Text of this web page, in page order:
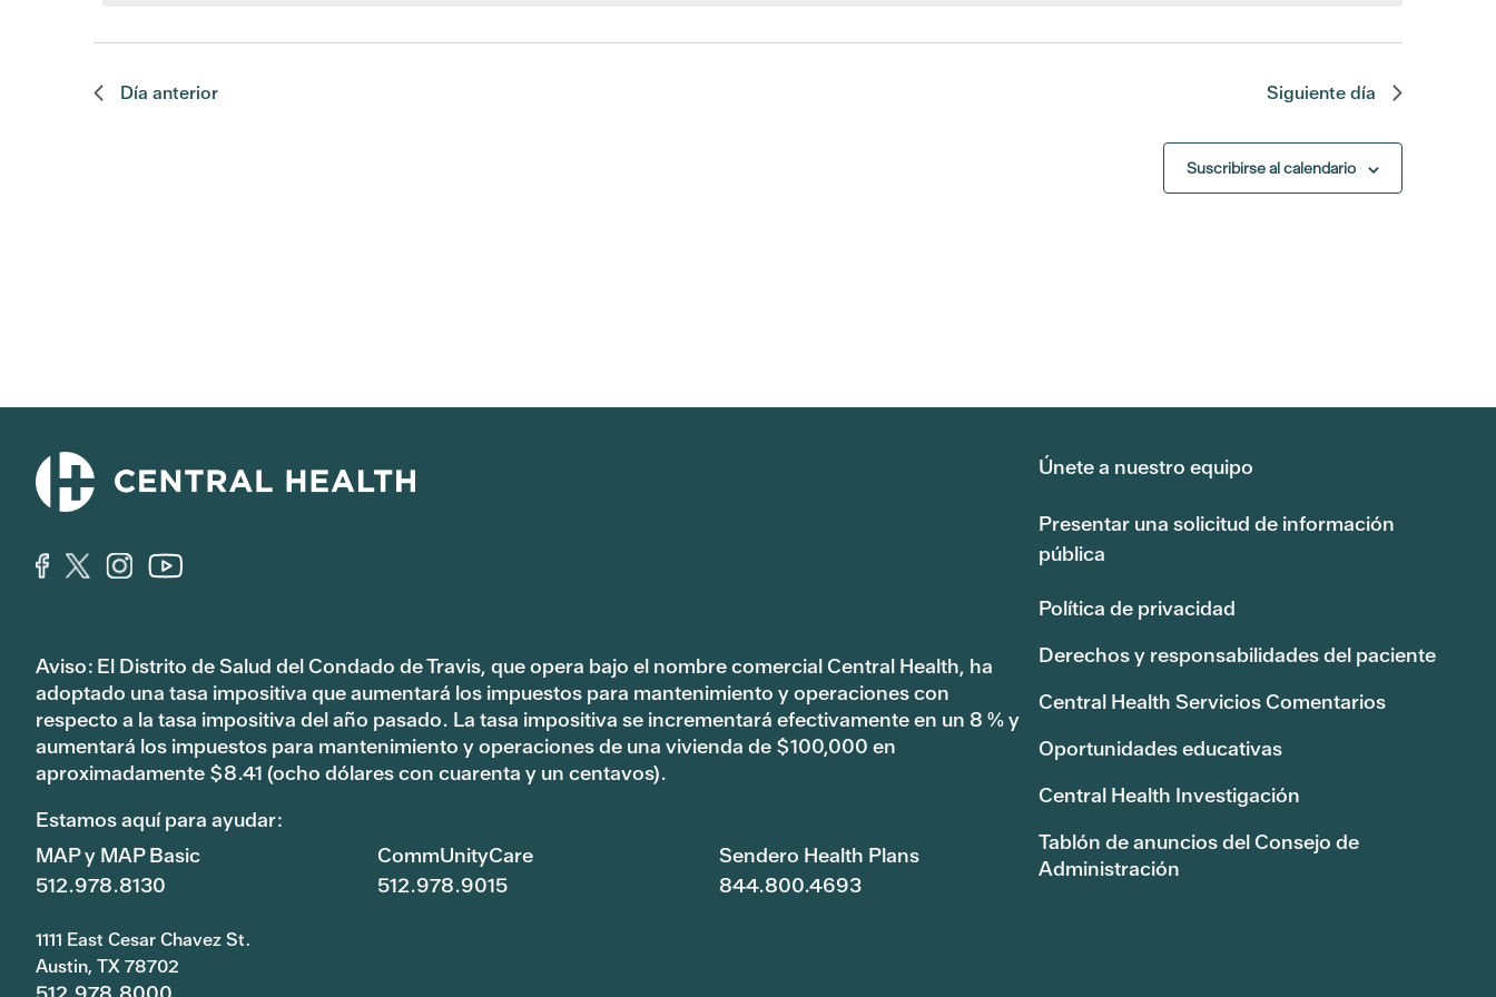
Día anterior Siguiente día
Suscribirse al calendario
Aviso: El Distrito de Salud del Condado de Travis, que opera bajo el nombre comercial Central Health, ha
adoptado una tasa impositiva que aumentará los impuestos para mantenimiento y operaciones con
respecto a la tasa impositiva del año pasado. La tasa impositiva se incrementará efectivamente en un 8 % y
aumentará los impuestos para mantenimiento y operaciones de una vivienda de $100,000 en
aproximadamente $8.41 (ocho dólares con cuarenta y un centavos).
Estamos aquí para ayudar:
MAP y MAP Basic
512.978.8130
CommUnityCare
512.978.9015
Sendero Health Plans
844.800.4693
1111 East Cesar Chavez St.
Austin, TX 78702
Únete a nuestro equipo
Presentar una solicitud de información
pública
Política de privacidad
Derechos y responsabilidades del paciente
Central Health Servicios Comentarios
Oportunidades educativas
Central Health Investigación
Tablón de anuncios del Consejo de
Administración